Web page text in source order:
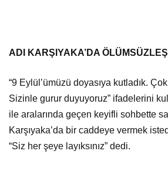
ADI KARŞIYAKA’DA
“9 Eylül’ümüzü doyasıya kutladık.
Sizinle gurur duyuyoruz” ifadelerini
ile aralarında geçen keyifli sohbette
Karşıyaka’da bir caddeye vermek
“Siz her şeye layıksınız” dedi.